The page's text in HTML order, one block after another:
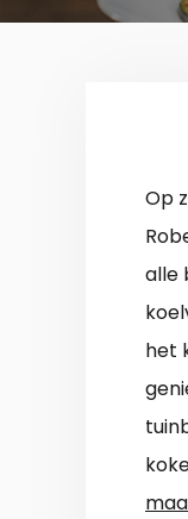
Op
alle
het